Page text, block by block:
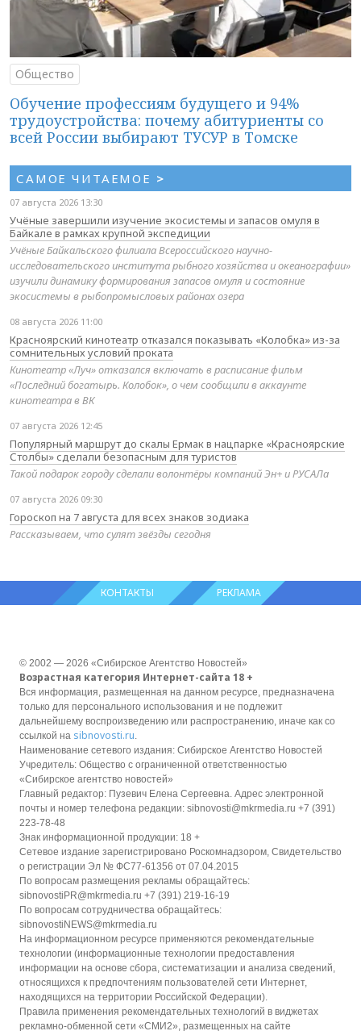
Общество
Обучение профессиям будущего и 94%
трудоустройства: почему абитуриенты со
всей России выбирают ТУСУР в Томске
САМОЕ ЧИТАЕМОЕ >
07 августа 2026 13:30
Учёные завершили изучение экосистемы и запасов омуля в
Байкале в рамках крупной экспедиции
Учёные Байкальского филиала Всероссийского научно-
исследовательского института рыбного хозяйства и океанографии»
изучили динамику формирования запасов омуля и состояние
экосистемы в рыбопромысловых районах озера
08 августа 2026 11:00
Красноярский кинотеатр отказался показывать «Колобка» из-за
сомнительных условий проката
Кинотеатр «Луч» отказался включать в расписание фильм
«Последний богатырь. Колобок», о чем сообщили в аккаунте
кинотеатра в ВК
07 августа 2026 12:45
Популярный маршрут до скалы Ермак в нацпарке «Красноярские
Столбы» сделали безопасным для туристов
Такой подарок городу сделали волонтёры компаний Эн+ и РУСАЛа
07 августа 2026 09:30
Гороскоп на 7 августа для всех знаков зодиака
Рассказываем, что сулят звёзды сегодня
КОНТАКТЫ РЕКЛАМА
© 2002 — 2026 «Сибирское Агентство Новостей»
Возрастная категория Интернет-сайта 18 +
Вся информация, размещенная на данном ресурсе, предназначена
только для персонального использования и не подлежит
дальнейшему воспроизведению или распространению, иначе как со
ссылкой на sibnovosti.ru.
Наименование сетевого издания: Сибирское Агентство Новостей
Учредитель: Общество с ограниченной ответственностью
«Сибирское агентство новостей»
Главный редактор: Пузевич Елена Сергеевна. Адрес электронной
почты и номер телефона редакции: sibnovosti@mkrmedia.ru +7 (391)
223-78-48
Знак информационной продукции: 18 +
Сетевое издание зарегистрировано Роскомнадзором, Свидетельство
о регистрации Эл № ФС77-61356 от 07.04.2015
По вопросам размещения рекламы обращайтесь:
sibnovostiPR@mkrmedia.ru +7 (391) 219-16-19
По вопросам сотрудничества обращайтесь:
sibnovostiNEWS@mkrmedia.ru
На информационном ресурсе применяются рекомендательные
технологии (информационные технологии предоставления
информации на основе сбора, систематизации и анализа сведений,
относящихся к предпочтениям пользователей сети Интернет,
находящихся на территории Российской Федерации).
Правила применения рекомендательных технологий в виджетах
рекламно-обменной сети «СМИ2», размещенных на сайте